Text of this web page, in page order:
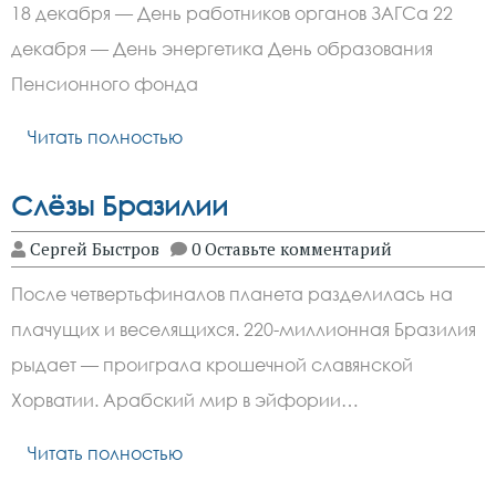
18 декабря — День работников органов ЗАГСа 22
декабря — День энергетика День образования
Пенсионного фонда
Читать полностью
Слёзы Бразилии
Сергей Быстров 0 Оставьте комментарий
После четвертьфиналов планета разделилась на
плачущих и веселящихся. 220-миллионная Бразилия
рыдает — проиграла крошечной славянской
Хорватии. Арабский мир в эйфории…
Читать полностью